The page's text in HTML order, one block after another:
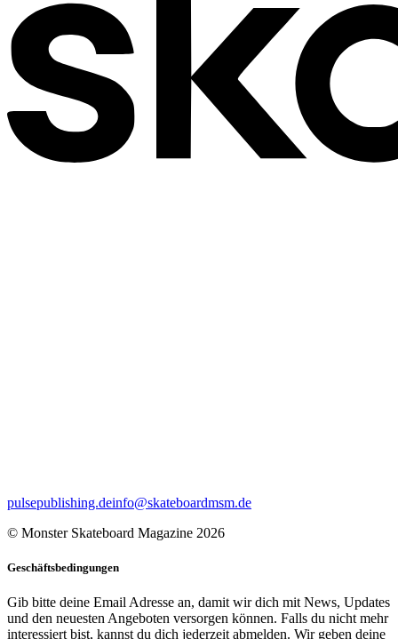
pulsepublishing.deinfo@skateboardmsm.de
© Monster Skateboard Magazine 2026
Geschäftsbedingungen
Gib bitte deine Email Adresse an, damit wir dich mit News, Updates
und den neuesten Angeboten versorgen können. Falls du nicht mehr
interessiert bist, kannst du dich jederzeit abmelden. Wir geben deine